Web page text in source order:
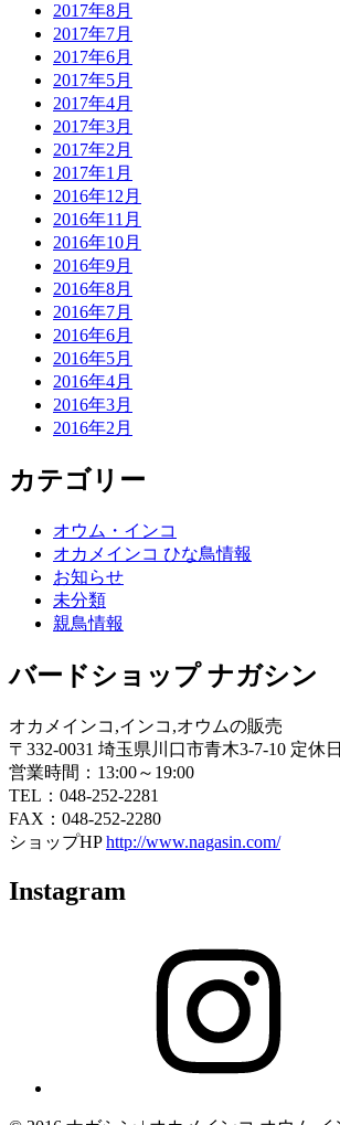
2017年8月
2017年7月
2017年6月
2017年5月
2017年4月
2017年3月
2017年2月
2017年1月
2016年12月
2016年11月
2016年10月
2016年9月
2016年8月
2016年7月
2016年6月
2016年5月
2016年4月
2016年3月
2016年2月
カテゴリー
オウム・インコ
オカメインコ ひな鳥情報
お知らせ
未分類
親鳥情報
バードショップ ナガシン
オカメインコ,インコ,オウムの販売
〒332-0031 埼玉県川口市青木3-7-10 定休
営業時間：13:00～19:00
TEL：048-252-2281
FAX：048-252-2280
ショップHPhttp://www.nagasin.com/
Instagram